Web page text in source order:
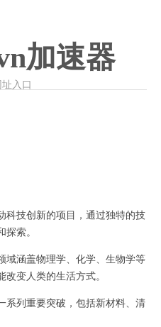
加速器
入口
技创新的项目，通过独特的技
索。
涵盖物理学、化学、生物学等
变人类的生活方式。
列重要突破，包括新材料、清